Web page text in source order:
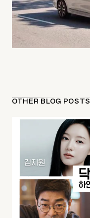
OTHER BLOG POSTS